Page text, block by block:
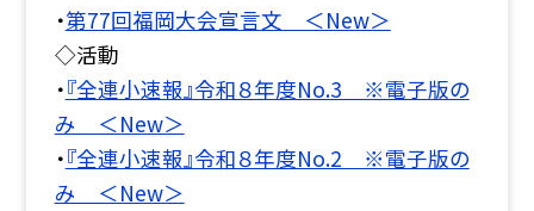
・第77回福岡大会宣言文 ＜New＞
◇活動
・『全連小速報』令和８年度No.3 ※電子版の
み ＜New＞
・『全連小速報』令和８年度No.2 ※電子版の
み ＜New＞